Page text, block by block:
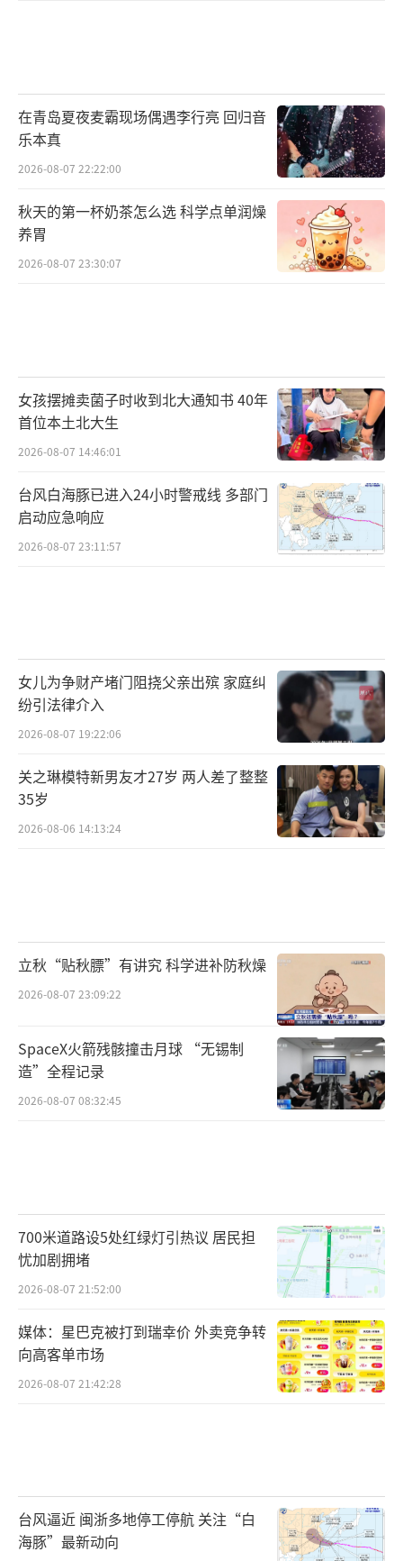
在青岛夏夜麦霸现场偶遇李行亮 回归音
乐本真
2026-08-07 22:22:00
秋天的第一杯奶茶怎么选 科学点单润燥
养胃
2026-08-07 23:30:07
女孩摆摊卖菌子时收到北大通知书 40年
首位本土北大生
2026-08-07 14:46:01
台风白海豚已进入24小时警戒线 多部门
启动应急响应
2026-08-07 23:11:57
女儿为争财产堵门阻挠父亲出殡 家庭纠
纷引法律介入
2026-08-07 19:22:06
关之琳模特新男友才27岁 两人差了整整
35岁
2026-08-06 14:13:24
立秋“贴秋膘”有讲究 科学进补防秋燥
2026-08-07 23:09:22
SpaceX火箭残骸撞击月球 “无锡制
造”全程记录
2026-08-07 08:32:45
700米道路设5处红绿灯引热议 居民担
忧加剧拥堵
2026-08-07 21:52:00
媒体：星巴克被打到瑞幸价 外卖竞争转
向高客单市场
2026-08-07 21:42:28
台风逼近 闽浙多地停工停航 关注“白
海豚”最新动向